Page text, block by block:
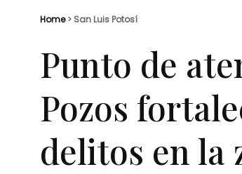
Home> San Luis Potosí
Punto de
Pozos
delitos en la